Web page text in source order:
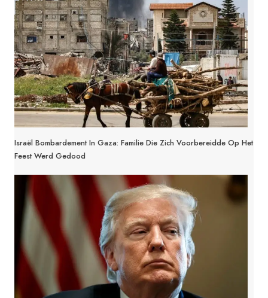
Israël Bombardement In Gaza: Familie Die Zich Voorbereidde Op Het
Feest Werd Gedood